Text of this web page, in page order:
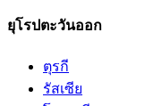
ยุโรปตะวันออก
ตุรกี
รัสเซีย